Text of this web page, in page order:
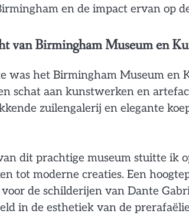
en de impact ervan op
van Birmingham Museum en
was het Birmingham Museum en
schat aan kunstwerken en
zuilengalerij en elegante
dit prachtige museum stuitte ik
tot moderne creaties. Een
de schilderijen van Dante
in de esthetiek van de